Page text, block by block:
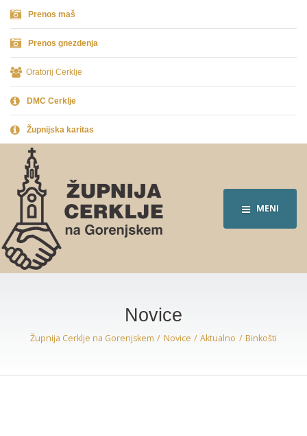
Prenos maš
Prenos gnezdenja
Oratorij Cerklje
DMC Cerklje
Župnijska karitas
MENI
Novice
Župnija Cerklje na Gorenjskem Novice Aktualno Binkošti